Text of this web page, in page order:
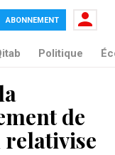
ABONNEMENT
Politique
de